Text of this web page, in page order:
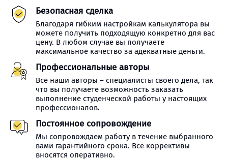
Безопасная сделка
Благодаря гибким настройкам калькулятора вы
можете получить подходящую конкретно для вас
цену. В любом случае вы получаете
максимальное качество за адекватные деньги.
Профессиональные авторы
Все наши авторы – специалисты своего дела, так
что вы получаете возможность заказать
выполнение студенческой работы у настоящих
профессионалов.
Постоянное сопровождение
Мы сопровождаем работу в течение выбранного
вами гарантийного срока. Все коррективы
вносятся оперативно.